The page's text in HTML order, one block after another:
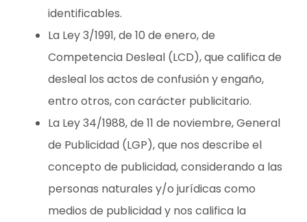
identificables.
La Ley 3/1991, de 10 de enero, de
Competencia Desleal (LCD), que califica de
desleal los actos de confusión y engaño,
entro otros, con carácter publicitario.
La Ley 34/1988, de 11 de noviembre, General
de Publicidad (LGP), que nos describe el
concepto de publicidad, considerando a las
personas naturales y/o jurídicas como
medios de publicidad y nos califica la